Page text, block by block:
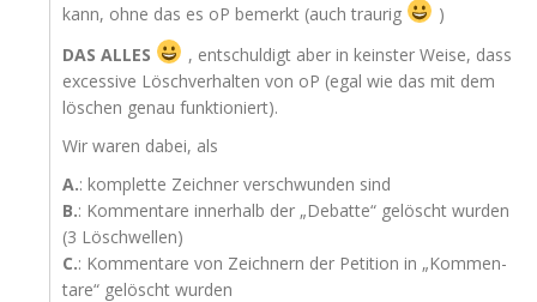
kann, ohne das es oP bemerkt (auch traurig
)
DAS ALLES
, ent­schul­digt aber in keins­ter Wei­se, dass
exces­si­ve Lösch­ver­hal­ten von oP (egal wie das mit dem
löschen genau funktioniert).
Wir waren dabei, als
A.: kom­plet­te Zeich­ner ver­schwun­den sind
B.: Kom­men­ta­re inner­halb der „Debat­te“ gelöscht wur­den
(3 Löschwellen)
C.: Kom­men­ta­re von Zeich­nern der Peti­ti­on in „Kom­men­
ta­re“ gelöscht wurden